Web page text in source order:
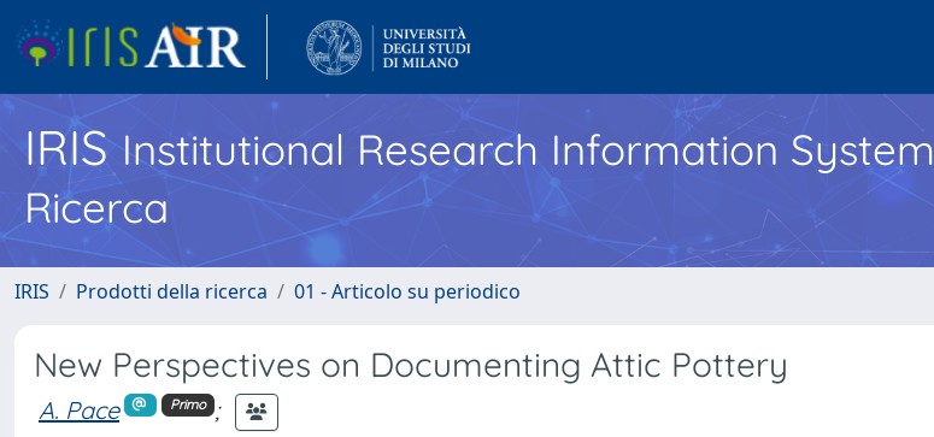
IRISInstitutional Research Information System
Ricerca
IRIS Prodotti della ricerca 01 - Articolo su periodico
New Perspectives on Documenting Attic Pottery
A. Pace Primo
;